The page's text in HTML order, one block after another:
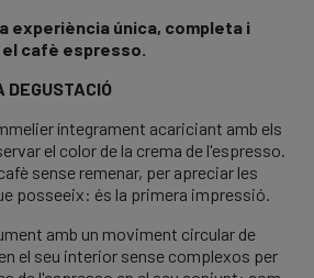
experiència única, completa i
cafè espresso.
DEGUSTACIÓ
íntegrament acariciant amb els
el color de la crema de l'espresso.
sense remenar, per apreciar les
posseeix: és la primera impressió.
amb un moviment circular de
el seu interior sense complexos per